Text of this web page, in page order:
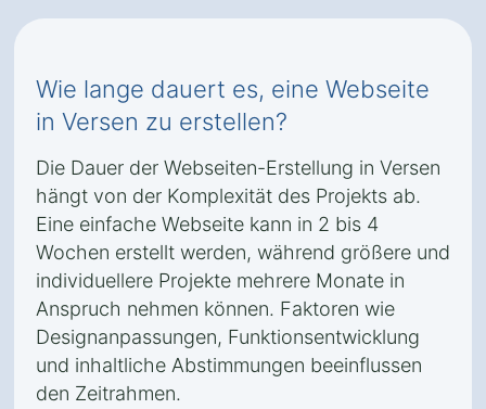
Wie lange dauert es, eine Webseite
in Versen zu erstellen?
Die Dauer der Webseiten-Erstellung in Versen
hängt von der Komplexität des Projekts ab.
Eine einfache Webseite kann in 2 bis 4
Wochen erstellt werden, während größere und
individuellere Projekte mehrere Monate in
Anspruch nehmen können. Faktoren wie
Designanpassungen, Funktionsentwicklung
und inhaltliche Abstimmungen beeinflussen
den Zeitrahmen.